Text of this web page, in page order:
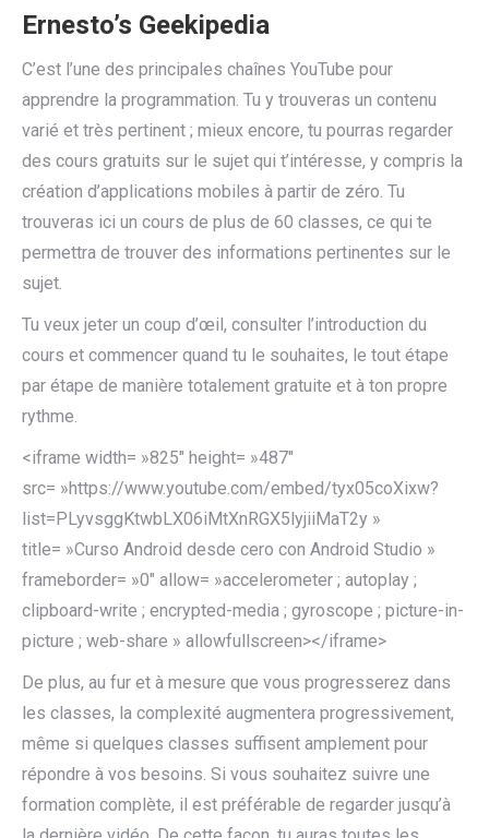
Ernesto’s Geekipedia
C’est l’une des principales chaînes YouTube pour
apprendre la programmation. Tu y trouveras un contenu
varié et très pertinent ; mieux encore, tu pourras regarder
des cours gratuits sur le sujet qui t’intéresse, y compris la
création d’applications mobiles à partir de zéro. Tu
trouveras ici un cours de plus de 60 classes, ce qui te
permettra de trouver des informations pertinentes sur le
sujet.
Tu veux jeter un coup d’œil, consulter l’introduction du
cours et commencer quand tu le souhaites, le tout étape
par étape de manière totalement gratuite et à ton propre
rythme.
<iframe width= »825″ height= »487″
src= »https://www.youtube.com/embed/tyx05coXixw?
list=PLyvsggKtwbLX06iMtXnRGX5lyjiiMaT2y »
title= »Curso Android desde cero con Android Studio »
frameborder= »0″ allow= »accelerometer ; autoplay ;
clipboard-write ; encrypted-media ; gyroscope ; picture-in-
picture ; web-share » allowfullscreen></iframe>
De plus, au fur et à mesure que vous progresserez dans
les classes, la complexité augmentera progressivement,
même si quelques classes suffisent amplement pour
répondre à vos besoins. Si vous souhaitez suivre une
formation complète, il est préférable de regarder jusqu’à